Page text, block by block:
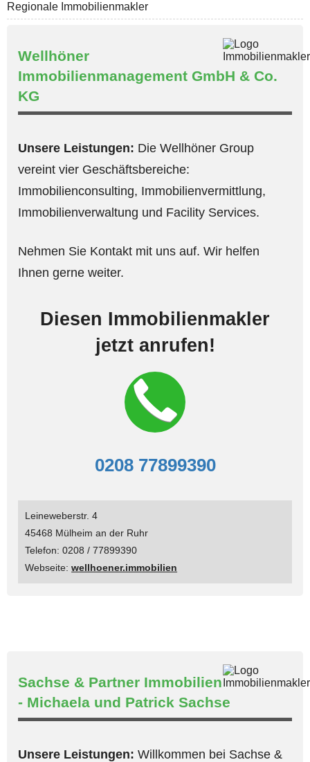
Regionale Immobilienmakler
Wellhöner
Immobilienmanagement GmbH & Co.
KG
Unsere Leistungen: Die Wellhöner Group
vereint vier Geschäftsbereiche:
Immobilienconsulting, Immobilienvermittlung,
Immobilienverwaltung und Facility Services.
Nehmen Sie Kontakt mit uns auf. Wir helfen
Ihnen gerne weiter.
Diesen Immobilienmakler
jetzt anrufen!
0208 77899390
Leineweberstr. 4
45468 Mülheim an der Ruhr
Telefon: 0208 / 77899390
Webseite:wellhoener.immobilien
Sachse & Partner Immobilien
- Michaela und Patrick Sachse
Unsere Leistungen: Willkommen bei Sachse &